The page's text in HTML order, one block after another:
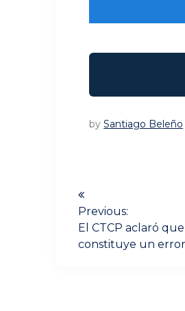
bySantiago Beleño
de
entradas
Previous:
Previous
post:
El CTCP aclaró
constituye un